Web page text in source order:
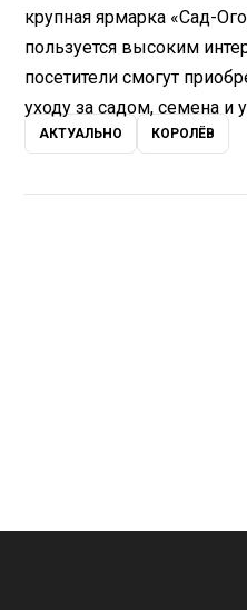
крупная ярмарка «Сад-
пользуется высоким
посетители смогут
уходу за садом, семена и
АКТУАЛЬНО КОРОЛЁВ